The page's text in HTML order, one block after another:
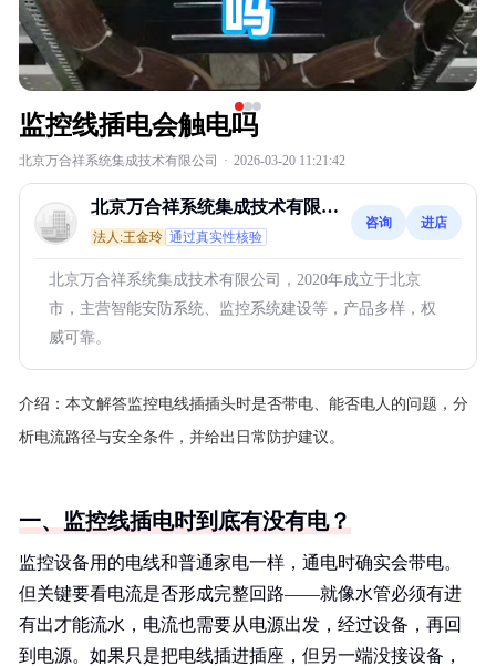
监控线插电会触电吗
北京万合祥系统集成技术有限公司 · 2026-03-20 11:21:42
北京万合祥系统集成技术有限公
司
法人:王金玲 通过真实性核验
咨询 进店
北京万合祥系统集成技术有限公司，2020年成立于北京
市，主营智能安防系统、监控系统建设等，产品多样，权
威可靠。
介绍： 本文解答监控电线插插头时是否带电、能否电人的问题，分
析电流路径与安全条件，并给出日常防护建议。
一、监控线插电时到底有没有电？
监控设备用的电线和普通家电一样，通电时确实会带电。
但关键要看电流是否形成完整回路——就像水管必须有进
有出才能流水，电流也需要从电源出发，经过设备，再回
到电源。如果只是把电线插进插座，但另一端没接设备，